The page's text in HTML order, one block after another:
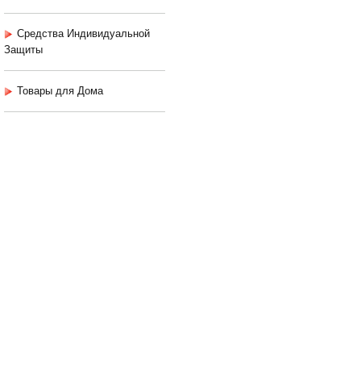
Средства Индивидуальной
Защиты
Товары для Дома